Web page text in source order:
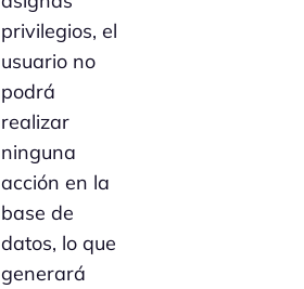
privilegios, el
usuario no
podrá
realizar
ninguna
acción en la
base de
datos, lo que
generará